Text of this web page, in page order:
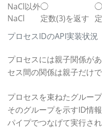
プロセスIDのAPI実装状況
NaCl以外◯
◯
NaCl
定数(3)を返す
プロセスには親子関係が
セス間の関係は親子だけで
プロセスを束ねたグルー
そのグループを示すID情
パイプでつなげて実行さ